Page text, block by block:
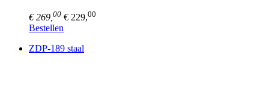
€ 269, 00 € 229,00
Bestellen
ZDP-189 staal